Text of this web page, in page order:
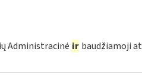
Administracinė ir baudžiamoji